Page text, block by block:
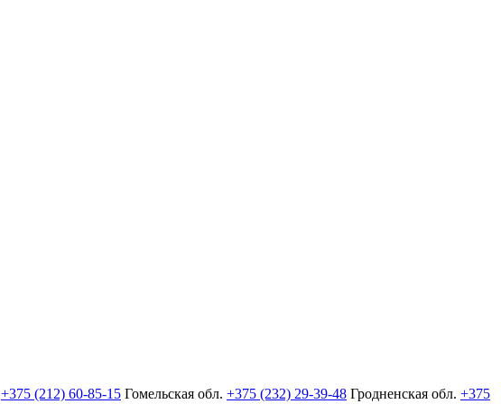
+375 (212) 60-85-15 Гомельская обл. +375 (232) 29-39-48 Гродненская обл. +375